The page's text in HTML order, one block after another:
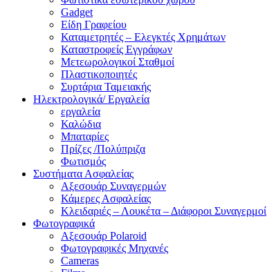
Gadget
Είδη Γραφείου
Καταμετρητές – Ελεγκτές Χρημάτων
Καταστροφείς Εγγράφων
Μετεωρολογικοί Σταθμοί
Πλαστικοποιητές
Συρτάρια Ταμειακής
Ηλεκτρολογικά/ Εργαλεία
εργαλεία
Καλώδια
Μπαταρίες
Πρίζες /Πολύπριζα
Φωτισμός
Συστήματα Ασφαλείας
Αξεσουάρ Συναγερμών
Κάμερες Ασφαλείας
Κλειδαριές – Λουκέτα – Διάφοροι Συναγερμοί
Φωτογραφικά
Αξεσουάρ Polaroid
Φωτογραφικές Μηχανές
Cameras